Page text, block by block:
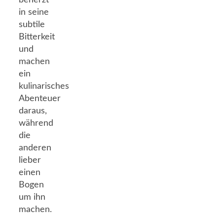
in seine
subtile
Bitterkeit
und
machen
ein
kulinarisches
Abenteuer
daraus,
während
die
anderen
lieber
einen
Bogen
um ihn
machen.